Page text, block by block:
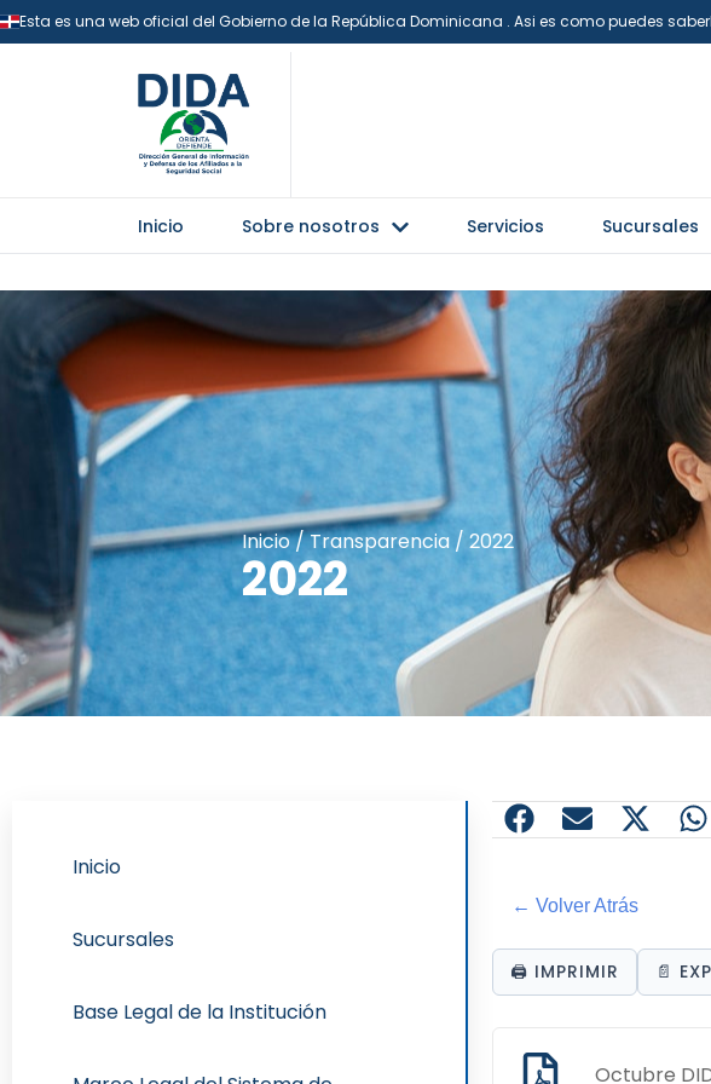
Esta es una web oficial del Gobierno de la República Dominicana . Asi es como puedes
Inicio Sobre nosotros Servicios Sucursales
Inicio/Transparencia / 2022
2022
Inicio
Sucursales
Base Legal de la Institución
← Volver Atrás
🖨️ IMPRIMIR 📄
Octubre